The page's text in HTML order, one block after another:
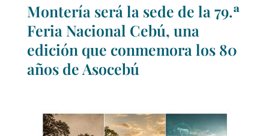
Montería será la sede de la 79.ª
Feria Nacional Cebú, una
edición que conmemora los 80
años de Asocebú